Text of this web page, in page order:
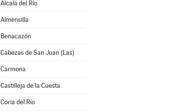
Alcalá del Río
Almensilla
Benacazón
Cabezas de San Juan (Las)
Carmona
Castilleja de la Cuesta
Coria del Río